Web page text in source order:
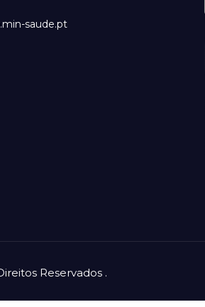
saude.pt
Reservados .